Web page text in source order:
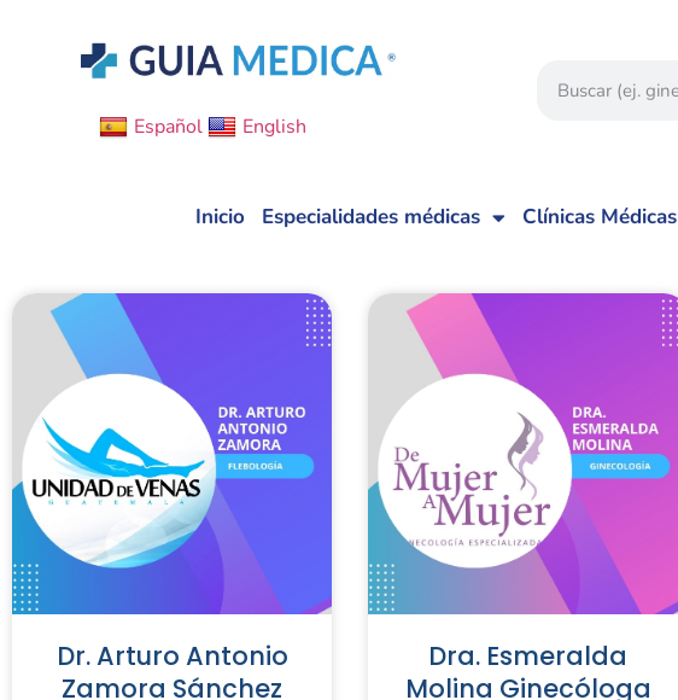
Español English
Inicio Especialidades médicas Clínicas Médicas
Dr. Arturo Antonio
Zamora Sánchez
Dra. Esmeralda
Molina Ginecóloga